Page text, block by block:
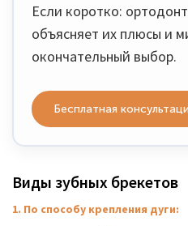
Если коротко:
объясняет их плюсы и
окончательный выбор.
Бесплатная
Виды зубных брекетов
1. По способу крепления дуги: